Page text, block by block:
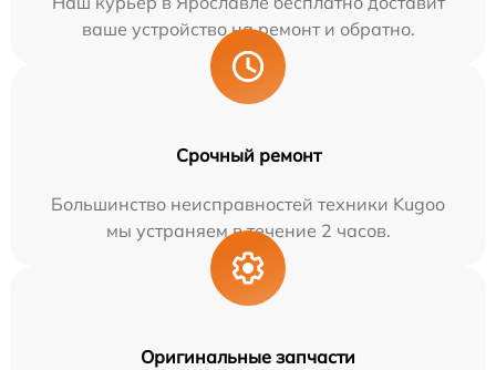
ваше устройство на ремонт и обратно.
Срочный ремонт
Большинство неисправностей техники Kugoo
мы устраняем в течение 2 часов.
Оригинальные запчасти